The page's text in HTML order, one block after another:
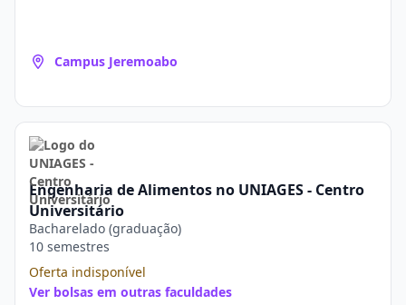
Campus Jeremoabo
Engenharia de Alimentos no UNIAGES - Centro
Universitário
Bacharelado (graduação)
10 semestres
Oferta indisponível
Ver bolsas em outras faculdades